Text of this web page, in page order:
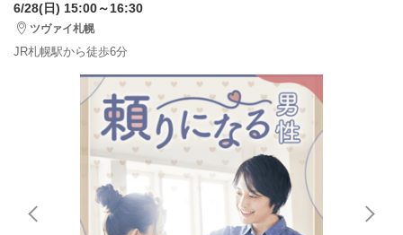
6/28(日) 15:00～16:30
ツヴァイ札幌
JR札幌駅から徒歩6分